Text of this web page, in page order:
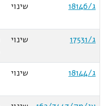
ג/18146
שינוי
ג/17531
שינוי
ג/18144
שינוי